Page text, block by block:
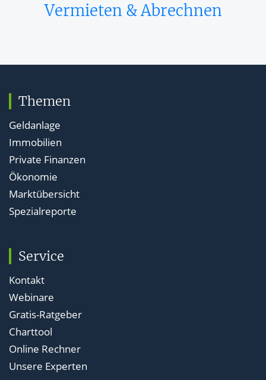
Vermieten & Abrechnen
Themen
Geldanlage
Immobilien
Private Finanzen
Ökonomie
Marktübersicht
Spezialreporte
Service
Kontakt
Webinare
Gratis-Ratgeber
Charttool
Online Rechner
Unsere Experten